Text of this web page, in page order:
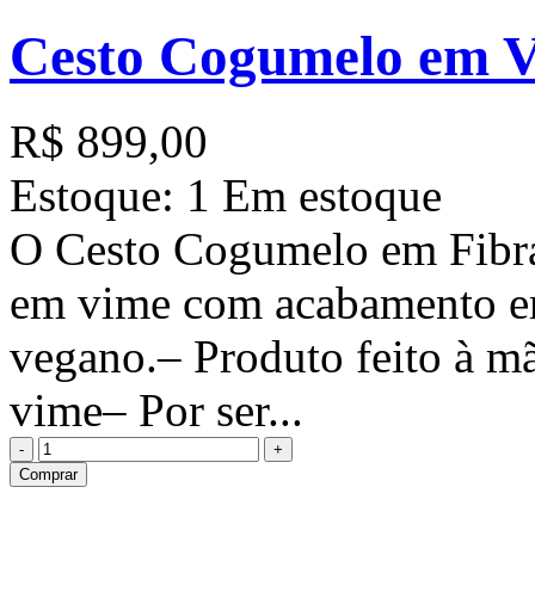
Cesto Cogumelo em
R$ 899,00
Estoque: 1 Em estoque
O Cesto Cogumelo em
em vime com acabamento
vegano.– Produto feito à
vime– Por ser...
Comprar